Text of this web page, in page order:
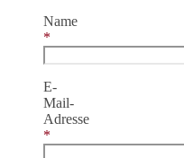
Name
*
E-
Mail-
Adresse
*